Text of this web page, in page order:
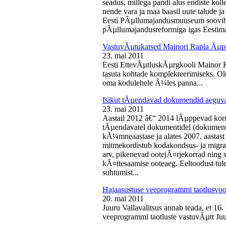
seadus, millega pandi alus endiste
nende vara ja maa baasil uute talude
Eesti PÃµllumajandusmuuseum
pÃµllumajandusreformiga igas
VastuvÃµtukatsed Mainori Rapla
23. mai 2011
Eesti EttevÃµtluskÃµrgkooli Mainor
tasuta kohtade komplekteerimiseks.
oma kodulehele Ã¼les panna...
Isikut tÃµendavad dokumendid
23. mai 2011
Aastail 2012 â€“ 2014 lÃµppevad
tÃµendavatel dokumentidel
kÃ¼mneaastase ja alates 2007.
mitmekordistub kodakondsus- ja
arv, pikenevad ootejÃ¤rjekorrad ning
kÃ¤ttesaamise ooteaeg. Eeltoodust
suhtumist...
Hajaasustuse veeprogrammi
20. mai 2011
Juuru Vallavalitsus annab teada, et
veeprogrammi taotluste vastuvÃµtt